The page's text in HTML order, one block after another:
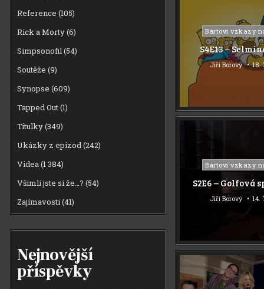
Reference (105)
Rick a Morty(6)
Simpsonofil(54)
Soutěže (9)
Synopse (609)
Tapped Out(1)
Titulky(349)
Ukázky z epizod(242)
Videa(1 384)
Všimli jste si že…? (54)
Zajímavosti(41)
Nejnovější
příspěvky
Posted
in
Bártovi vzkazy
S4E13 –
Jiří Borový 18.
Posted
Bártovi vzkazy
S2E6 – Golfová
Jiří Borový 14.